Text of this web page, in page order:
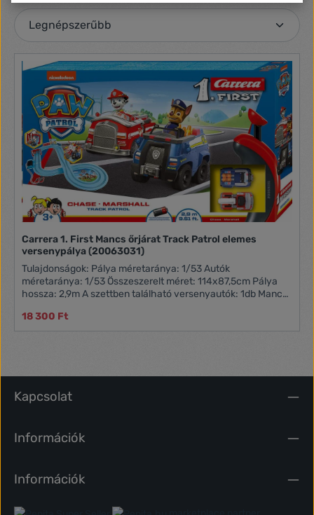
Carrera 1. First Mancs őrjárat Track Patrol elemes
versenypálya (20063031)
Tulajdonságok: Pálya méretaránya: 1/53 Autók
méretaránya: 1/53 Összeszerelt méret: 114x87,5cm Pálya
hossza: 2,9m A szettben található versenyautók: 1db Mancs
Marshall tűzoltó pályaautó 1/53 Pálya jellemzői: Egyszerű,
elemes működés 2db sebességszabályzó Egyenesek
18 300 Ft
Kapcsolat
Információk
Információk